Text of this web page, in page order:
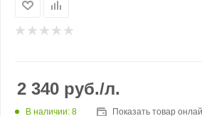
2 340 руб./л.
В наличии: 8 Показать товар